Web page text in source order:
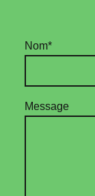
Nom*
Message